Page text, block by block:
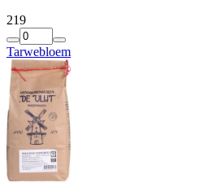
219
Tarwebloem